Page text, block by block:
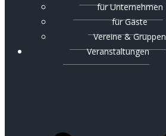
für Unternehmen
für Gäste
Vereine & Gruppen
Veranstaltungen